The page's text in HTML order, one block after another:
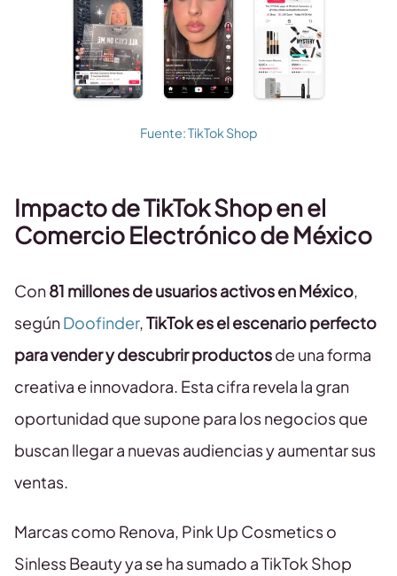
Fuente: TikTok Shop
Impacto de TikTok Shop en el
Comercio Electrónico de México
Con81 millones de usuarios activos en México,
segúnDoofinder,TikTok es el escenario perfecto
para vender y descubrir productosde una forma
creativa e innovadora. Esta cifra revela la gran
oportunidad que supone para los negocios que
buscan llegar a nuevas audiencias y aumentar sus
ventas.
Marcas como Renova, Pink Up Cosmetics o
Sinless Beauty ya se ha sumado a TikTok Shop